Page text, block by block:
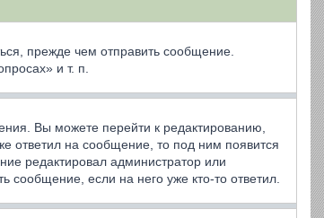
прежде чем отправить сообщение.
и т. п.
Вы можете перейти к редактированию,
ответил на сообщение, то под ним появится
редактировал администратор или
сообщение, если на него уже кто-то ответил.